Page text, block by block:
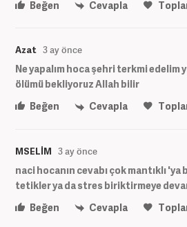
Beğen
Cevapla
Azat 3 ay önce
Ne yapalım hoca şehri terkmi edelim
ölümü bekliyoruz Allah bilir
Beğen
Cevapla
MSELİM 3 ay önce
naci hocanın cevabı çok mantıklı
tetikler ya da stres biriktirmeye
Beğen
Cevapla